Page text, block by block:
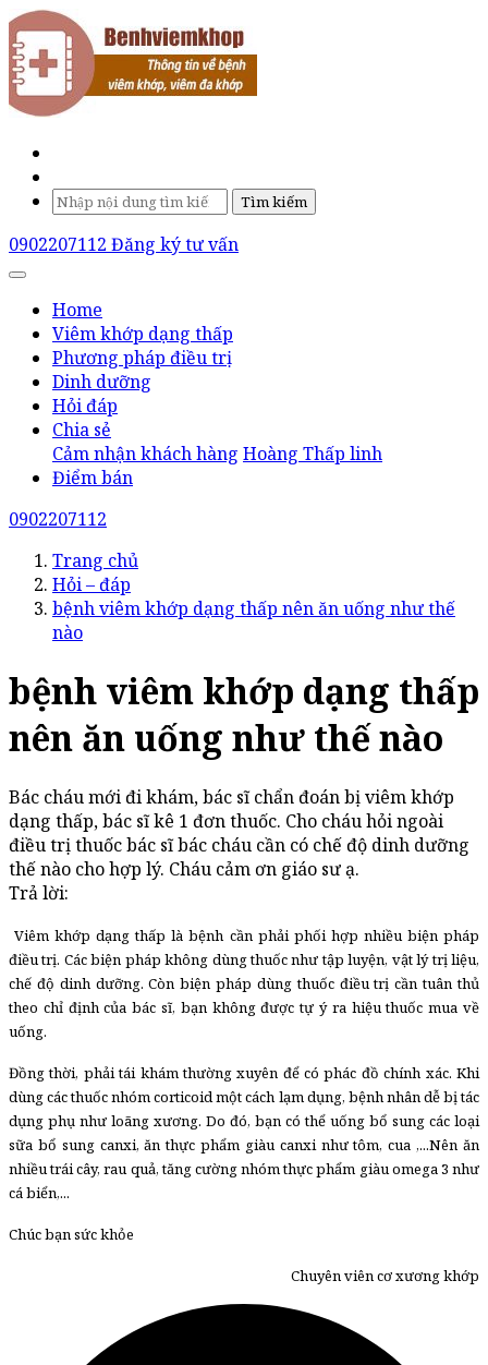
Tìm kiếm
0902207112 Đăng ký tư vấn
Home
Viêm khớp dạng thấp
Phương pháp điều trị
Dinh dưỡng
Hỏi đáp
Chia sẻ
Cảm nhận khách hàng Hoàng Thấp linh
Điểm bán
0902207112
Trang chủ
Hỏi – đáp
bệnh viêm khớp dạng thấp nên ăn uống như thế
nào
bệnh viêm khớp dạng thấp
nên ăn uống như thế nào
Bác cháu mới đi khám, bác sĩ chẩn đoán bị viêm khớp
dạng thấp, bác sĩ kê 1 đơn thuốc. Cho cháu hỏi ngoài
điều trị thuốc bác sĩ bác cháu cần có chế độ dinh dưỡng
thế nào cho hợp lý. Cháu cảm ơn giáo sư ạ.
Trả lời:
Viêm khớp dạng thấp là bệnh cần phải phối hợp nhiều biện pháp
điều trị. Các biện pháp không dùng thuốc như tập luyện, vật lý trị liệu,
chế độ dinh dưỡng. Còn biện pháp dùng thuốc điều trị cần tuân thủ
theo chỉ định của bác sĩ, bạn không được tự ý ra hiệu thuốc mua về
uống.
Đồng thời, phải tái khám thường xuyên để có phác đồ chính xác. Khi
dùng các thuốc nhóm corticoid một cách lạm dụng, bệnh nhân dễ bị tác
dụng phụ như loãng xương. Do đó, bạn có thể uống bổ sung các loại
sữa bổ sung canxi, ăn thực phẩm giàu canxi như tôm, cua ,...Nên ăn
nhiều trái cây, rau quả, tăng cường nhóm thực phẩm giàu omega 3 như
cá biển,...
Chúc bạn sức khỏe
Chuyên viên cơ xương khớp